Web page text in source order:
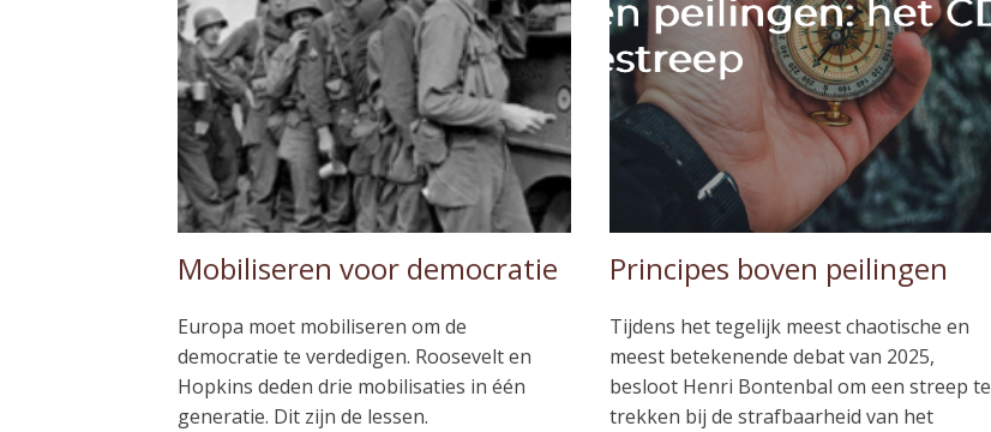
Mobiliseren voor democratie
Europa moet mobiliseren om de
democratie te verdedigen. Roosevelt en
Hopkins deden drie mobilisaties in één
generatie. Dit zijn de lessen.
Principes boven peilingen
Tijdens het tegelijk meest chaotische en
meest betekenende debat van 2025,
besloot Henri Bontenbal om een streep te
trekken bij de strafbaarheid van het